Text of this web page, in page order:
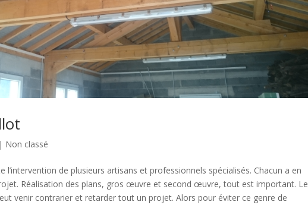
| Non classé
l’intervention de plusieurs artisans et professionnels spécialisés. Chacun a en
Réalisation des plans, gros œuvre et second œuvre, tout est important. Le
venir contrarier et retarder tout un projet. Alors pour éviter ce genre de